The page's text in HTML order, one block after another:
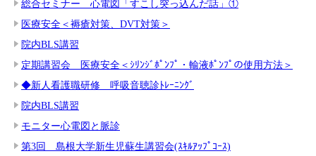
総合セミナー 心電図「すこし突っ込んだ話」①
医療安全＜褥瘡対策、DVT対策＞
院内BLS講習
定期講習会 医療安全＜ｼﾘﾝｼﾞﾎﾟﾝﾌﾟ・輸液ﾎﾟﾝﾌﾟの使用方法＞
◆新人看護職研修 呼吸音聴診ﾄﾚｰﾆﾝｸﾞ
院内BLS講習
モニター心電図と脈診
第3回 島根大学新生児蘇生講習会(ｽｷﾙｱｯﾌﾟｺｰｽ)